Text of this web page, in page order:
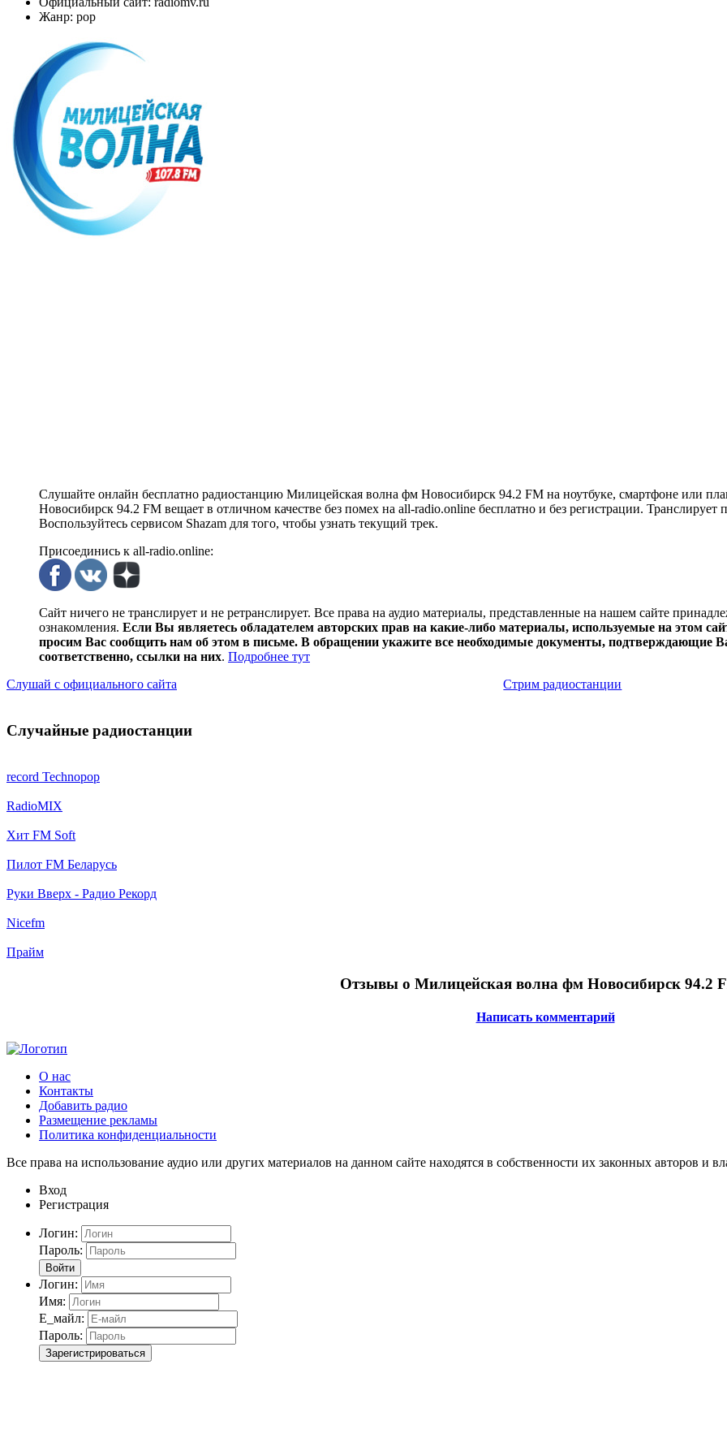
Жанр: pop
Слушайте онлайн бесплатно радиостанцию Милицейская волна фм Новосибирск 94.2 FM на ноутбуке, смартфоне или
Новосибирск 94.2 FM вещает в отличном качестве без помех на all-radio.online бесплатно и без регистрации.
Воспользуйтесь сервисом Shazam для того, чтобы узнать текущий трек.
Присоединись к all-radio.online:
Сайт ничего не транслирует и не ретранслирует. Все права на аудио материалы, представленные на нашем сайте
ознакомления. Если Вы являетесь обладателем авторских прав на какие-либо материалы, используемые на этом
просим Вас сообщить нам об этом в письме. В обращении укажите все необходимые документы, подтверждающие
соответственно, ссылки на них. Подробнее тут
Слушай с официального сайта
Стрим радиостанции
Случайные радиостанции
record Technopop
RadioMIX
Хит FM Soft
Пилот FM Беларусь
Руки Вверх - Радио Рекорд
Nicefm
Прайм
Отзывы о Милицейская волна фм Новосибирск 94.2
Написать комментарий
О нас
Контакты
Добавить радио
Размещение рекламы
Политика конфиденциальности
Все права на использование аудио или других материалов на данном сайте находятся в собственности их законных авторов и
Вход
Регистрация
Логин:
Пароль:
Войти
Логин:
Имя:
Е_майл:
Пароль:
Зарегистрироваться